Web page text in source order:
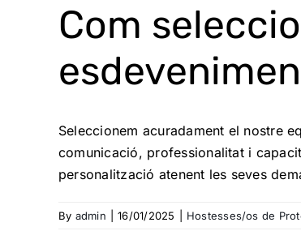
Com
Seleccionem acuradament el nostre
comunicació, professionalitat i
personalització atenent les seves
By admin 16/01/2025 Hostesses/os de